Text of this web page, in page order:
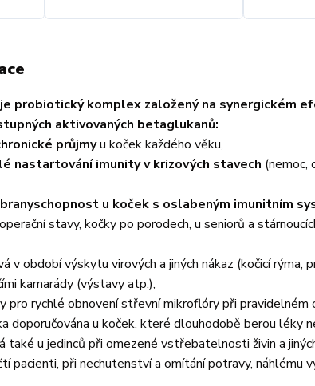
probiotický komplex založený na synergickém
aktivovaných betaglukanů:
průjmyu koček každého věku,
nastartování imunity v krizových stavech (nemoc,
u koček s oslabeným imunitním
stavy, kočky po porodech, u seniorů a
v období výskytu virových a jiných nákaz (kočicí rýma,
kamarády (výstavy atp.),
pro rychlé obnovení střevní mikroflóry při pravidelném
doporučována u koček, které dlouhodobě berou léky
také u jedinců při omezené vstřebatelnosti živin a
pacienti, při nechutenství a omítání potravy, náhlému